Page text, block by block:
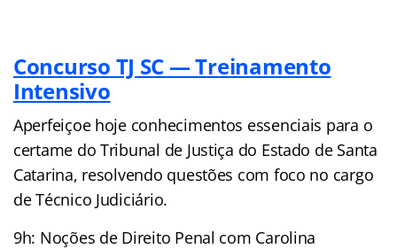
Concurso TJ SC — Treinamento
Intensivo
Aperfeiçoe hoje conhecimentos essenciais para o
certame do Tribunal de Justiça do Estado de Santa
Catarina, resolvendo questões com foco no cargo
de Técnico Judiciário.
9h: Noções de Direito Penal com Carolina